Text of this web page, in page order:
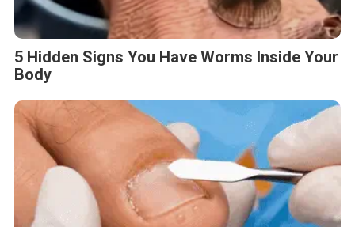
5 Hidden Signs You Have Worms Inside Your
Body